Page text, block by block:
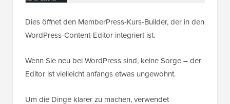
Dies öffnet den MemberPress-Kurs-Builder, der in den
WordPress-Content-Editor integriert ist.
Wenn Sie neu bei WordPress sind, keine Sorge – der
Editor ist vielleicht anfangs etwas ungewohnt.
Um die Dinge klarer zu machen, verwendet